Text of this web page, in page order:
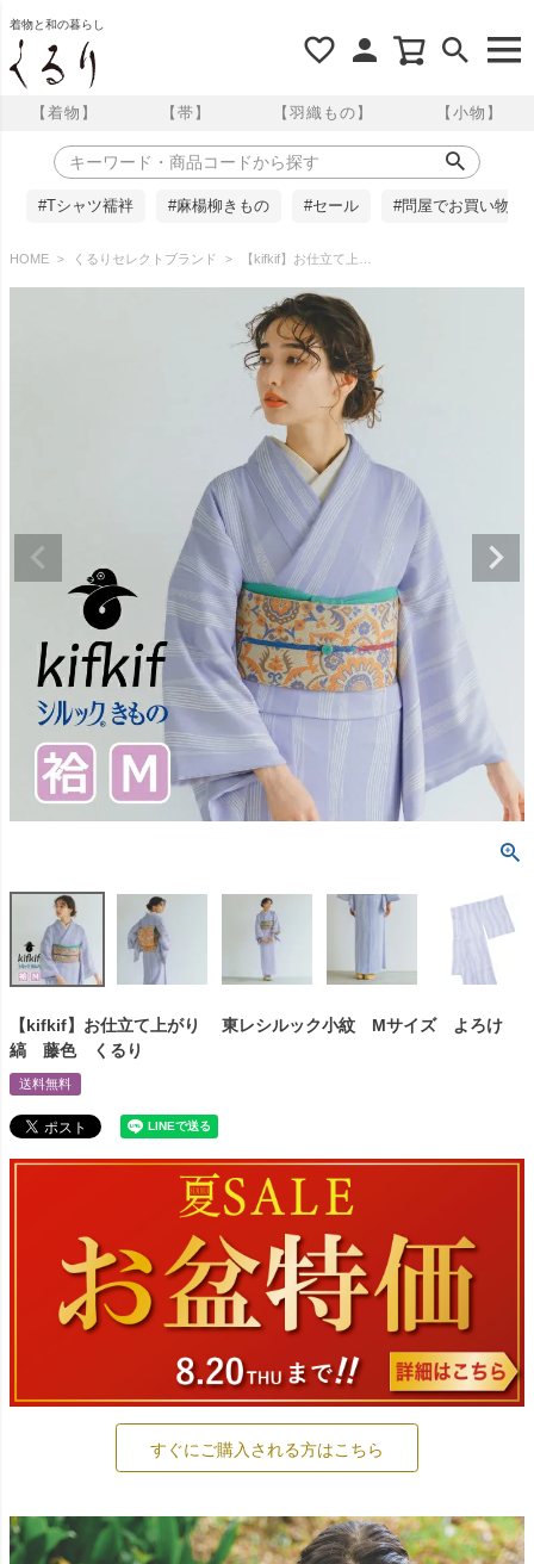
着物と和の暮らし
【着物】 【帯】 【羽織もの】 【小物】
#Tシャツ襦袢 #麻楊柳きもの #セール #問屋でお買い物
HOME くるりセレクトブランド 【kifkif】お仕立て上がり 東レシルック小紋 Mサイズ よろけ縞 藤色 くるり
【kifkif】お仕立て上がり 東レシルック小紋 Mサイズ よろけ
縞 藤色 くるり
送料無料
すぐにご購入される方はこちら